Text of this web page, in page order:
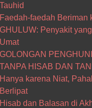
Tauhid
Faedah-faedah Beriman
GHULUW: Penyakit
Umat
GOLONGAN
TANPA HISAB DAN
Hanya karena Niat,
Berlipat
Hisab dan Balasan di